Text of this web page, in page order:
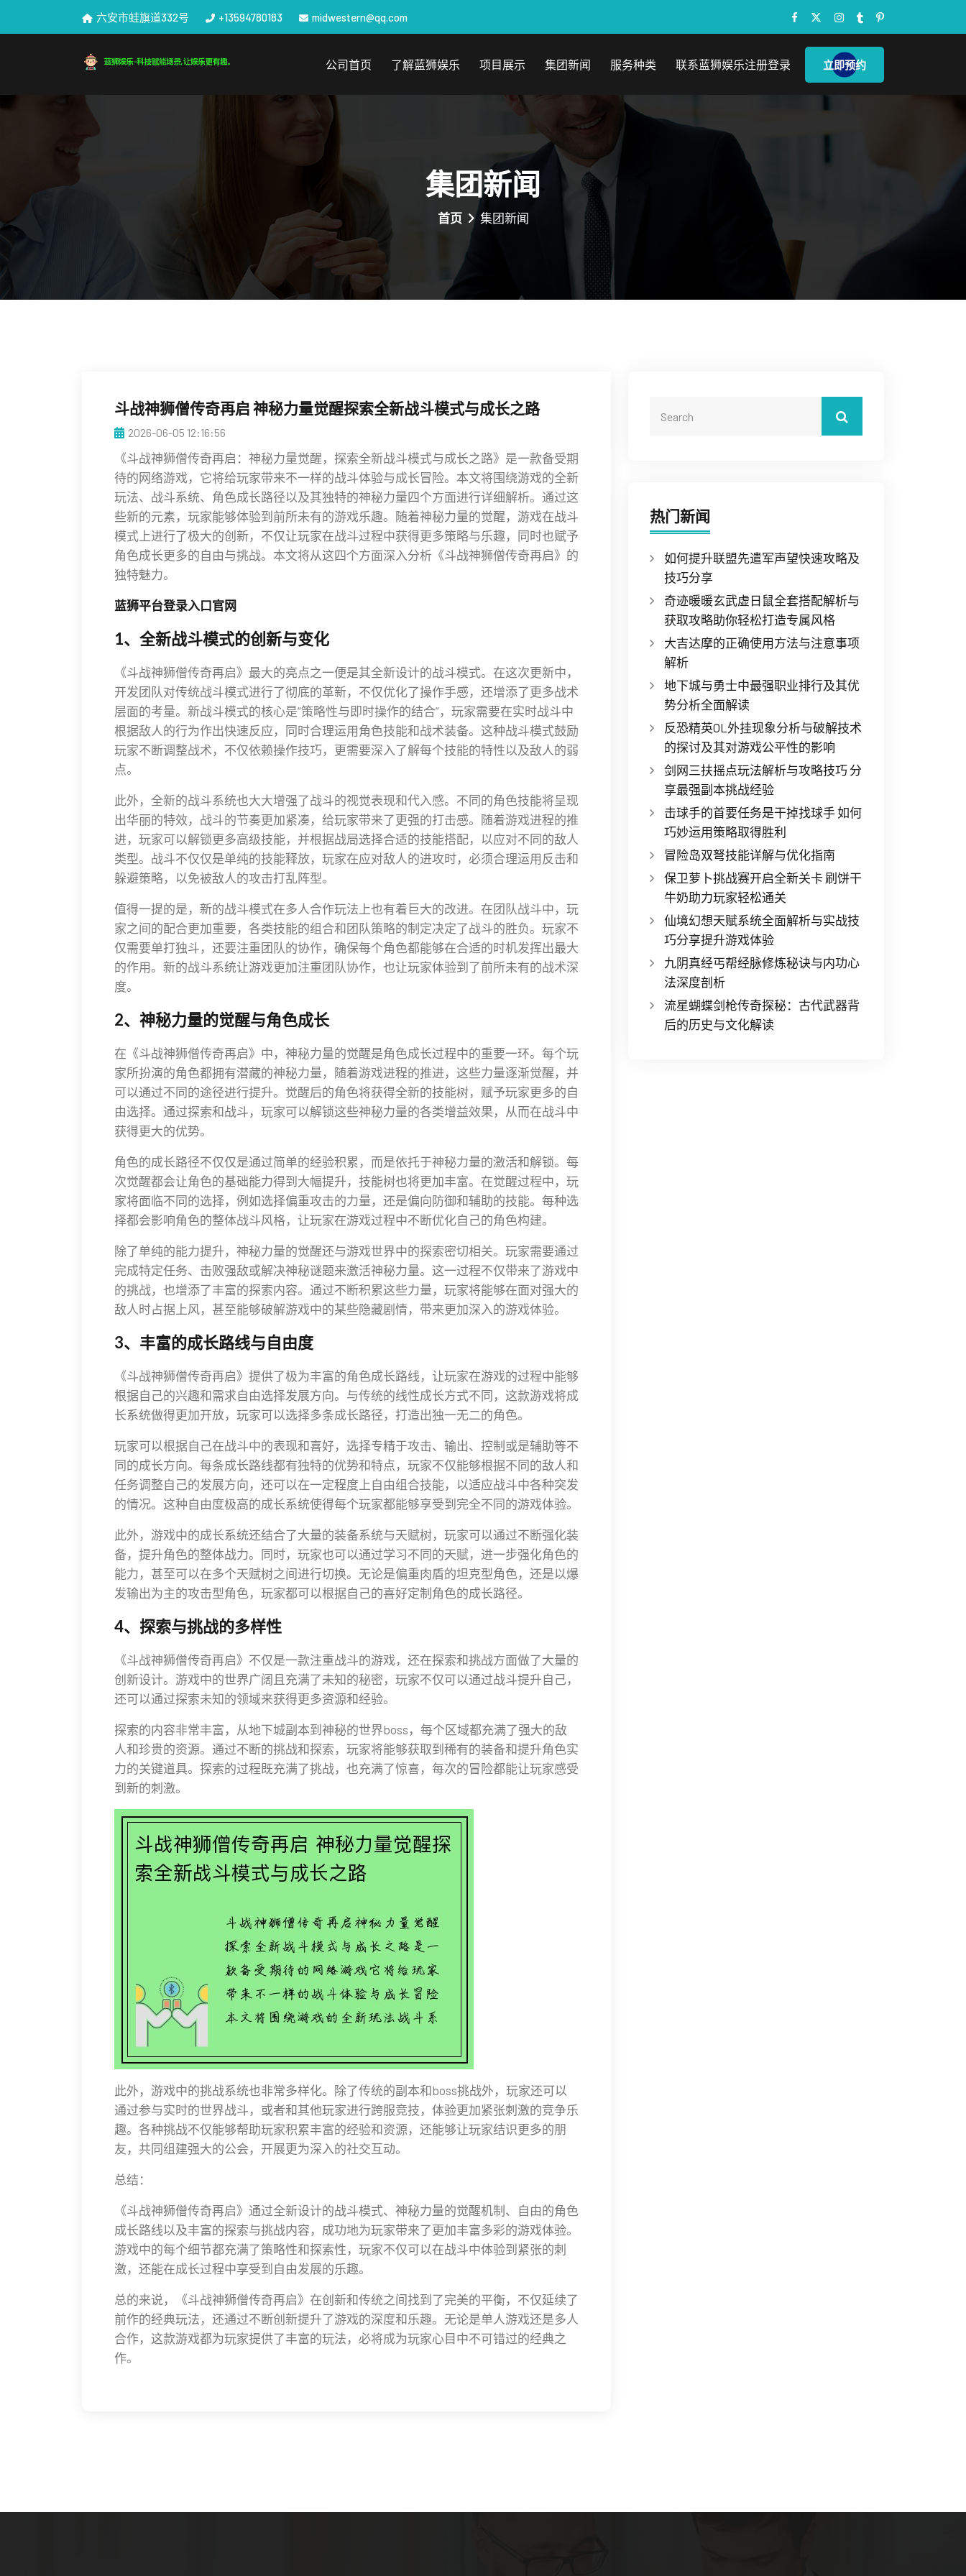
六安市蛙旗道332号 +13594780183 midwestern@qq.com
公司首页 了解蓝狮娱乐 项目展示 集团新闻 服务种类 联系蓝狮娱乐注册登录 立即预约
集团新闻
首页 集团新闻
斗战神狮僧传奇再启 神秘力量觉醒探索全新战斗模式与成长之路
2026-06-05 12:16:56
《斗战神狮僧传奇再启：神秘力量觉醒，探索全新战斗模式与成长之路》是一款备受期
待的网络游戏，它将给玩家带来不一样的战斗体验与成长冒险。本文将围绕游戏的全新
玩法、战斗系统、角色成长路径以及其独特的神秘力量四个方面进行详细解析。通过这
些新的元素，玩家能够体验到前所未有的游戏乐趣。随着神秘力量的觉醒，游戏在战斗
模式上进行了极大的创新，不仅让玩家在战斗过程中获得更多策略与乐趣，同时也赋予
角色成长更多的自由与挑战。本文将从这四个方面深入分析《斗战神狮僧传奇再启》的
独特魅力。
蓝狮平台登录入口官网
1、全新战斗模式的创新与变化
《斗战神狮僧传奇再启》最大的亮点之一便是其全新设计的战斗模式。在这次更新中，
开发团队对传统战斗模式进行了彻底的革新，不仅优化了操作手感，还增添了更多战术
层面的考量。新战斗模式的核心是“策略性与即时操作的结合”，玩家需要在实时战斗中
根据敌人的行为作出快速反应，同时合理运用角色技能和战术装备。这种战斗模式鼓励
玩家不断调整战术，不仅依赖操作技巧，更需要深入了解每个技能的特性以及敌人的弱
点。
此外，全新的战斗系统也大大增强了战斗的视觉表现和代入感。不同的角色技能将呈现
出华丽的特效，战斗的节奏更加紧凑，给玩家带来了更强的打击感。随着游戏进程的推
进，玩家可以解锁更多高级技能，并根据战局选择合适的技能搭配，以应对不同的敌人
类型。战斗不仅仅是单纯的技能释放，玩家在应对敌人的进攻时，必须合理运用反击和
躲避策略，以免被敌人的攻击打乱阵型。
值得一提的是，新的战斗模式在多人合作玩法上也有着巨大的改进。在团队战斗中，玩
家之间的配合更加重要，各类技能的组合和团队策略的制定决定了战斗的胜负。玩家不
仅需要单打独斗，还要注重团队的协作，确保每个角色都能够在合适的时机发挥出最大
的作用。新的战斗系统让游戏更加注重团队协作，也让玩家体验到了前所未有的战术深
度。
2、神秘力量的觉醒与角色成长
在《斗战神狮僧传奇再启》中，神秘力量的觉醒是角色成长过程中的重要一环。每个玩
家所扮演的角色都拥有潜藏的神秘力量，随着游戏进程的推进，这些力量逐渐觉醒，并
可以通过不同的途径进行提升。觉醒后的角色将获得全新的技能树，赋予玩家更多的自
由选择。通过探索和战斗，玩家可以解锁这些神秘力量的各类增益效果，从而在战斗中
获得更大的优势。
角色的成长路径不仅仅是通过简单的经验积累，而是依托于神秘力量的激活和解锁。每
次觉醒都会让角色的基础能力得到大幅提升，技能树也将更加丰富。在觉醒过程中，玩
家将面临不同的选择，例如选择偏重攻击的力量，还是偏向防御和辅助的技能。每种选
择都会影响角色的整体战斗风格，让玩家在游戏过程中不断优化自己的角色构建。
除了单纯的能力提升，神秘力量的觉醒还与游戏世界中的探索密切相关。玩家需要通过
完成特定任务、击败强敌或解决神秘谜题来激活神秘力量。这一过程不仅带来了游戏中
的挑战，也增添了丰富的探索内容。通过不断积累这些力量，玩家将能够在面对强大的
敌人时占据上风，甚至能够破解游戏中的某些隐藏剧情，带来更加深入的游戏体验。
3、丰富的成长路线与自由度
《斗战神狮僧传奇再启》提供了极为丰富的角色成长路线，让玩家在游戏的过程中能够
根据自己的兴趣和需求自由选择发展方向。与传统的线性成长方式不同，这款游戏将成
长系统做得更加开放，玩家可以选择多条成长路径，打造出独一无二的角色。
玩家可以根据自己在战斗中的表现和喜好，选择专精于攻击、输出、控制或是辅助等不
同的成长方向。每条成长路线都有独特的优势和特点，玩家不仅能够根据不同的敌人和
任务调整自己的发展方向，还可以在一定程度上自由组合技能，以适应战斗中各种突发
的情况。这种自由度极高的成长系统使得每个玩家都能够享受到完全不同的游戏体验。
此外，游戏中的成长系统还结合了大量的装备系统与天赋树，玩家可以通过不断强化装
备，提升角色的整体战力。同时，玩家也可以通过学习不同的天赋，进一步强化角色的
能力，甚至可以在多个天赋树之间进行切换。无论是偏重肉盾的坦克型角色，还是以爆
发输出为主的攻击型角色，玩家都可以根据自己的喜好定制角色的成长路径。
4、探索与挑战的多样性
《斗战神狮僧传奇再启》不仅是一款注重战斗的游戏，还在探索和挑战方面做了大量的
创新设计。游戏中的世界广阔且充满了未知的秘密，玩家不仅可以通过战斗提升自己，
还可以通过探索未知的领域来获得更多资源和经验。
探索的内容非常丰富，从地下城副本到神秘的世界boss，每个区域都充满了强大的敌
人和珍贵的资源。通过不断的挑战和探索，玩家将能够获取到稀有的装备和提升角色实
力的关键道具。探索的过程既充满了挑战，也充满了惊喜，每次的冒险都能让玩家感受
到新的刺激。
此外，游戏中的挑战系统也非常多样化。除了传统的副本和boss挑战外，玩家还可以
通过参与实时的世界战斗，或者和其他玩家进行跨服竞技，体验更加紧张刺激的竞争乐
趣。各种挑战不仅能够帮助玩家积累丰富的经验和资源，还能够让玩家结识更多的朋
友，共同组建强大的公会，开展更为深入的社交互动。
总结：
《斗战神狮僧传奇再启》通过全新设计的战斗模式、神秘力量的觉醒机制、自由的角色
成长路线以及丰富的探索与挑战内容，成功地为玩家带来了更加丰富多彩的游戏体验。
游戏中的每个细节都充满了策略性和探索性，玩家不仅可以在战斗中体验到紧张的刺
激，还能在成长过程中享受到自由发展的乐趣。
总的来说，《斗战神狮僧传奇再启》在创新和传统之间找到了完美的平衡，不仅延续了
前作的经典玩法，还通过不断创新提升了游戏的深度和乐趣。无论是单人游戏还是多人
合作，这款游戏都为玩家提供了丰富的玩法，必将成为玩家心目中不可错过的经典之
作。
热门新闻
如何提升联盟先遣军声望快速攻略及
技巧分享
奇迹暖暖玄武虚日鼠全套搭配解析与
获取攻略助你轻松打造专属风格
大吉达摩的正确使用方法与注意事项
解析
地下城与勇士中最强职业排行及其优
势分析全面解读
反恐精英OL外挂现象分析与破解技术
的探讨及其对游戏公平性的影响
剑网三扶摇点玩法解析与攻略技巧 分
享最强副本挑战经验
击球手的首要任务是干掉找球手 如何
巧妙运用策略取得胜利
冒险岛双弩技能详解与优化指南
保卫萝卜挑战赛开启全新关卡 刷饼干
牛奶助力玩家轻松通关
仙境幻想天赋系统全面解析与实战技
巧分享提升游戏体验
九阴真经丐帮经脉修炼秘诀与内功心
法深度剖析
流星蝴蝶剑枪传奇探秘：古代武器背
后的历史与文化解读